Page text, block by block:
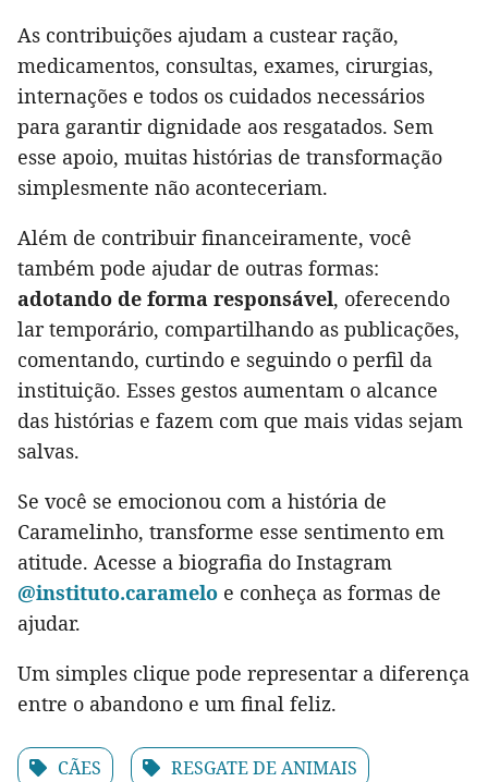
As contribuições ajudam a custear ração,
medicamentos, consultas, exames, cirurgias,
internações e todos os cuidados necessários
para garantir dignidade aos resgatados. Sem
esse apoio, muitas histórias de transformação
simplesmente não aconteceriam.
Além de contribuir financeiramente, você
também pode ajudar de outras formas:
adotando de forma responsável, oferecendo
lar temporário, compartilhando as publicações,
comentando, curtindo e seguindo o perfil da
instituição. Esses gestos aumentam o alcance
das histórias e fazem com que mais vidas sejam
salvas.
Se você se emocionou com a história de
Caramelinho, transforme esse sentimento em
atitude. Acesse a biografia do Instagram
@instituto.caramelo e conheça as formas de
ajudar.
Um simples clique pode representar a diferença
entre o abandono e um final feliz.
CÃES RESGATE DE ANIMAIS